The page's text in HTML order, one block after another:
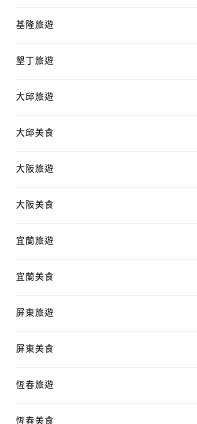
基隆旅遊
墾丁旅遊
大邱旅遊
大邱美食
大阪旅遊
大阪美食
宜蘭旅遊
宜蘭美食
屏東旅遊
屏東美食
恆春旅遊
恆春美食